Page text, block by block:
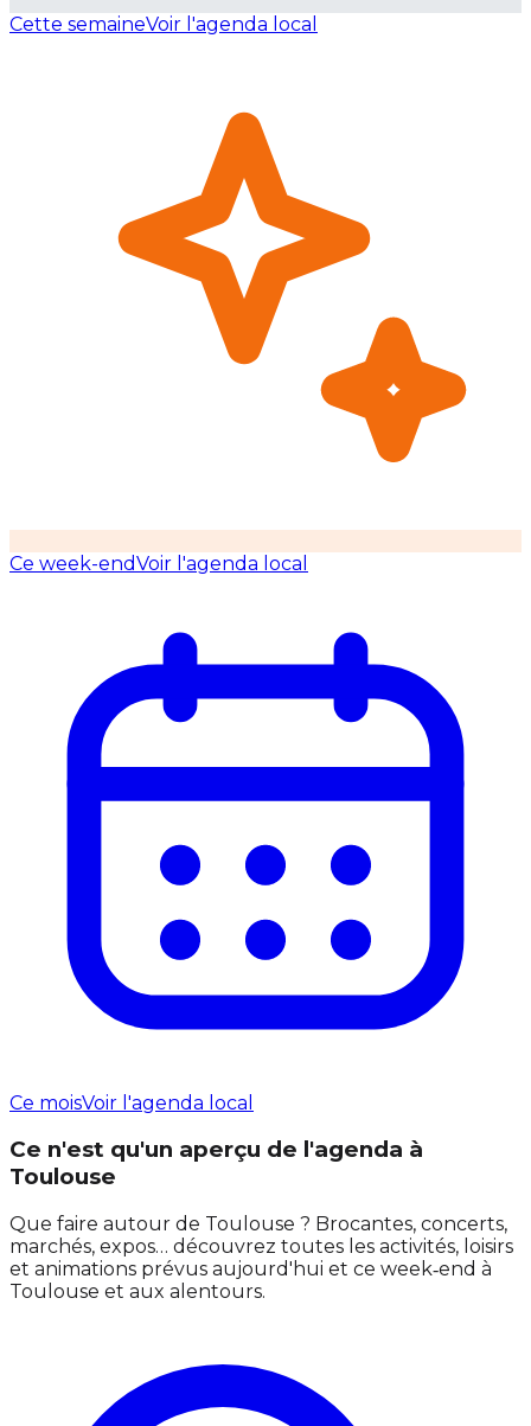
Cette semaineVoir l'agenda local
Ce week-endVoir l'agenda local
Ce moisVoir l'agenda local
Ce n'est qu'un aperçu de l'agenda à
Toulouse
Que faire autour de Toulouse ? Brocantes, concerts,
marchés, expos… découvrez toutes les activités, loisirs
et animations prévus aujourd'hui et ce week‑end à
Toulouse et aux alentours.